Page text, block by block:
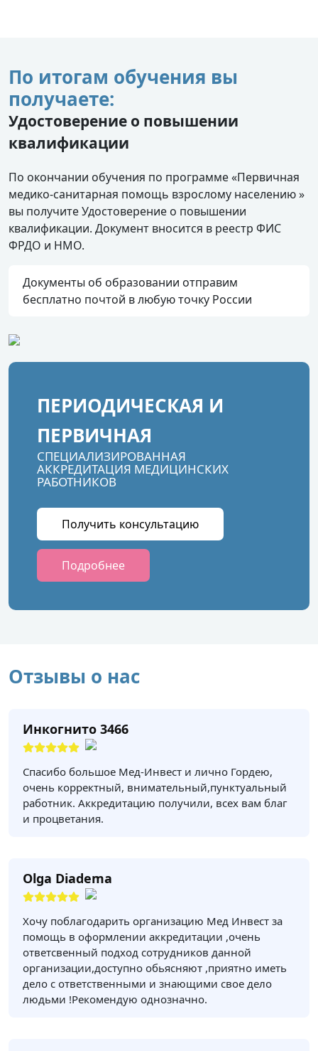
По итогам обучения вы
получаете:
Удостоверение о повышении
квалификации
По окончании обучения по программе «Первичная
медико-санитарная помощь взрослому населению »
вы получите Удостоверение о повышении
квалификации. Документ вносится в реестр ФИС
ФРДО и НМО.
Документы об образовании отправим
бесплатно почтой в любую точку России
ПЕРИОДИЧЕСКАЯ И
ПЕРВИЧНАЯ
СПЕЦИАЛИЗИРОВАННАЯ
АККРЕДИТАЦИЯ МЕДИЦИНСКИХ
РАБОТНИКОВ
Получить консультацию
Подробнее
Отзывы о нас
Инкогнито 3466
Спасибо большое Мед-Инвест и лично Гордею,
очень корректный, внимательный,пунктуальный
работник. Аккредитацию получили, всех вам благ
и процветания.
Olga Diadema
Хочу поблагодарить организацию Мед Инвест за
помощь в оформлении аккредитации ,очень
ответсвенный подход сотрудников данной
организации,доступно обьясняют ,приятно иметь
дело с ответственными и знающими свое дело
людьми !Рекомендую однозначно.